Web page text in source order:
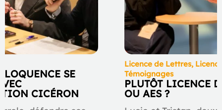
SE
CICÉRON
Licence de Lettres,
Témoignages
PLUTÔT LICENCE
OU AES ?